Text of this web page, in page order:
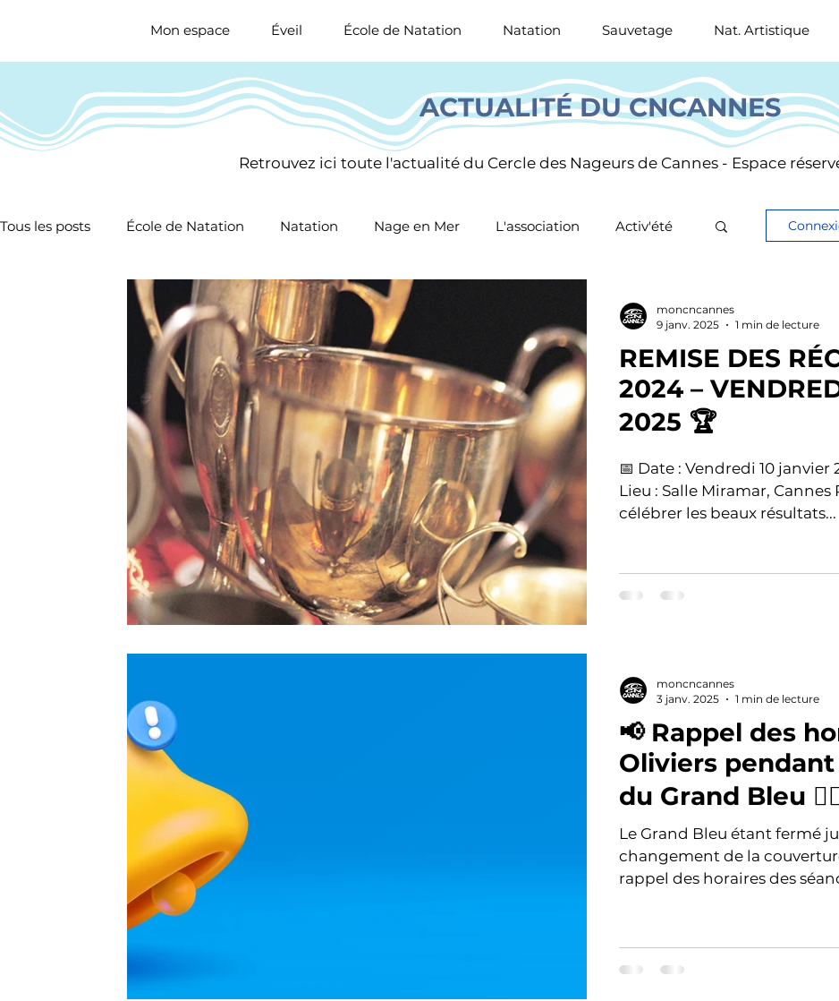
Mon espace Éveil École de Natation Natation Sauvetage Nat. Artistique
ACTUALITÉ DU CNCANNES
Retrouvez ici toute l'actualité du Cercle des Nageurs de Cannes - Espace
Tous les posts École de Natation Natation Nage en Mer L'association Activ'été
Natation Santé Sauvetage Sportif
REMISE DES
2024 –
2025 🏆
📅 Date : Vendredi 10 janvier 2025 🕖 Heure : 19h00 📍
Lieu : Salle Miramar, Cannes Rejoignez-nous pour
célébrer les beaux résultats...
moncncannes
9 janv. 2025
1 min de lecture
📢 Rappel des
Oliviers
du Grand Bleu
Le Grand Bleu étant fermé
changement de la
rappel des horaires des
moncncannes
3 janv. 2025
1 min de lecture